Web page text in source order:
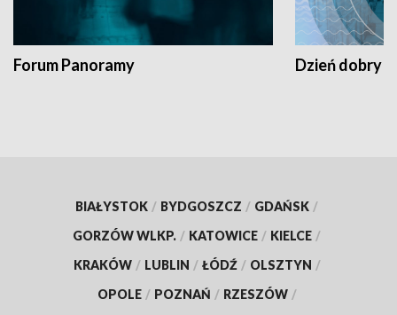
Forum Panoramy Dzień dobry
BIAŁYSTOK / BYDGOSZCZ / GDAŃSK /
GORZÓW WLKP. / KATOWICE / KIELCE /
KRAKÓW / LUBLIN / ŁÓDŹ / OLSZTYN /
OPOLE / POZNAŃ / RZESZÓW /